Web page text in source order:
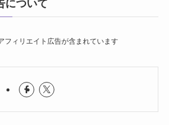
について
フィリエイト広告が含まれています